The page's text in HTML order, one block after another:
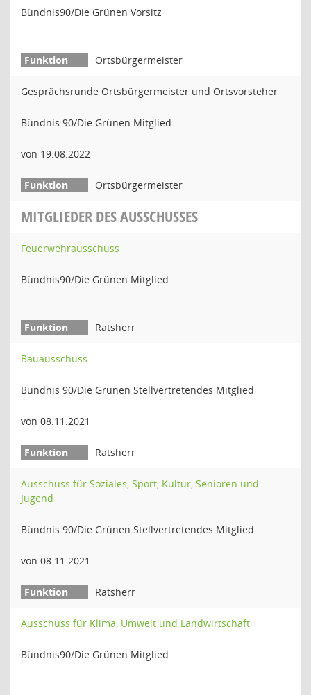
Bündnis90/Die Grünen Vorsitz
Ortsbürgermeister
Gesprächsrunde Ortsbürgermeister und Ortsvorsteher
Bündnis 90/Die Grünen Mitglied
von 19.08.2022
Ortsbürgermeister
MITGLIEDER DES AUSSCHUSSES
Feuerwehrausschuss
Bündnis90/Die Grünen Mitglied
Ratsherr
Bauausschuss
Bündnis 90/Die Grünen Stellvertretendes Mitglied
von 08.11.2021
Ratsherr
Ausschuss für Soziales, Sport, Kultur, Senioren und
Jugend
Bündnis 90/Die Grünen Stellvertretendes Mitglied
von 08.11.2021
Ratsherr
Ausschuss für Klima, Umwelt und Landwirtschaft
Bündnis90/Die Grünen Mitglied